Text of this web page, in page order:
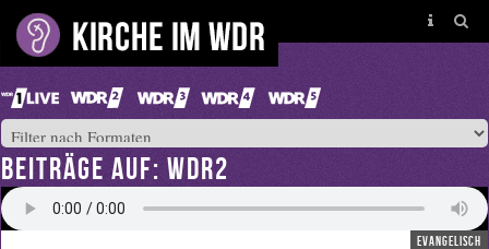
BEITRÄGE AUF: WDR2
evangelisch